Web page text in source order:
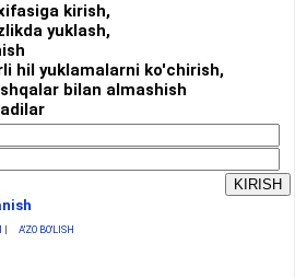
kirish,
yuklash,
hil yuklamalarni ko'chirish,
bilan almashish
| A'ZO BO'LISH